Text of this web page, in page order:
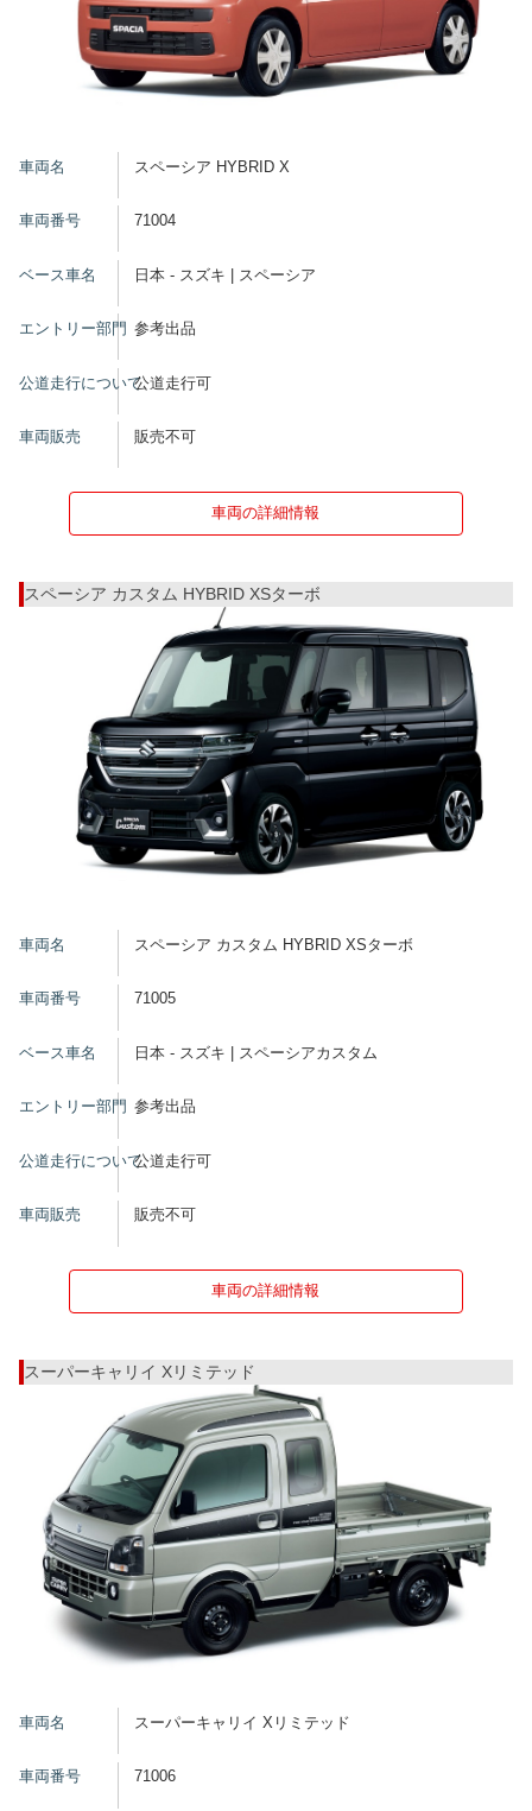
車両名 スペーシア HYBRID X
車両番号 71004
ベース車名 日本 - スズキ | スペーシア
エントリー部門 参考出品
公道走行について公道走行可
車両販売 販売不可
車両の詳細情報
スペーシア カスタム HYBRID XSターボ
車両名 スペーシア カスタム HYBRID XSターボ
車両番号 71005
ベース車名 日本 - スズキ | スペーシアカスタム
エントリー部門 参考出品
公道走行について公道走行可
車両販売 販売不可
車両の詳細情報
スーパーキャリイ Xリミテッド
車両名 スーパーキャリイ Xリミテッド
車両番号 71006